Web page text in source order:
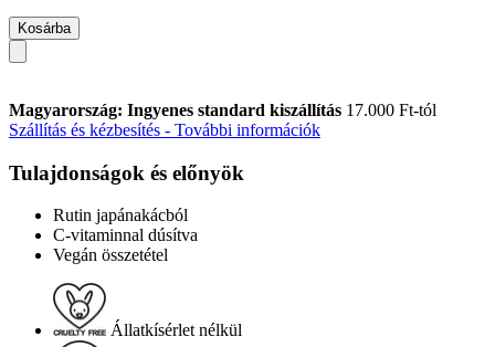
Kosárba
Magyarország: Ingyenes standard kiszállítás 17.000 Ft-tól
Szállítás és kézbesítés - További információk
Tulajdonságok és előnyök
Rutin japánakácból
C-vitaminnal dúsítva
Vegán összetétel
Állatkísérlet nélkül